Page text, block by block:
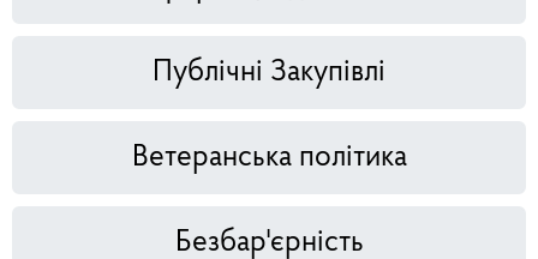
Публічні Закупівлі
Ветеранська політика
Безбар'єрність